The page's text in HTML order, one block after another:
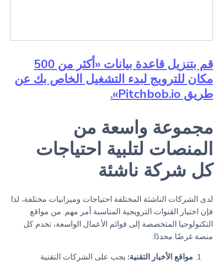
قم بتنزيل قاعدة بيانات «أكثر من 500
مكان للترويج لبدء التشغيل الخاص بك عن
طريق Pitchbob.io».
مجموعة واسعة من
المنصات لتلبية احتياجات
كل شركة ناشئة
لدى الشركات الناشئة المختلفة احتياجات وميزانيات مختلفة، لذا
فإن اختيار القنوات الترويجية المناسبة أمر مهم. من مواقع
التكنولوجيا المتخصصة إلى قوائم الأعمال الواسعة، تخدم كل
منصة غرضًا محددًا:
مواقع الأخبار التقنية: يجب على الشركات التقنية